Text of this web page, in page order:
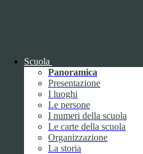
Scuola
Panoramica
Presentazione
I luoghi
Le persone
I numeri della scuola
Le carte della scuola
Organizzazione
La storia
Ottobre
Novembre